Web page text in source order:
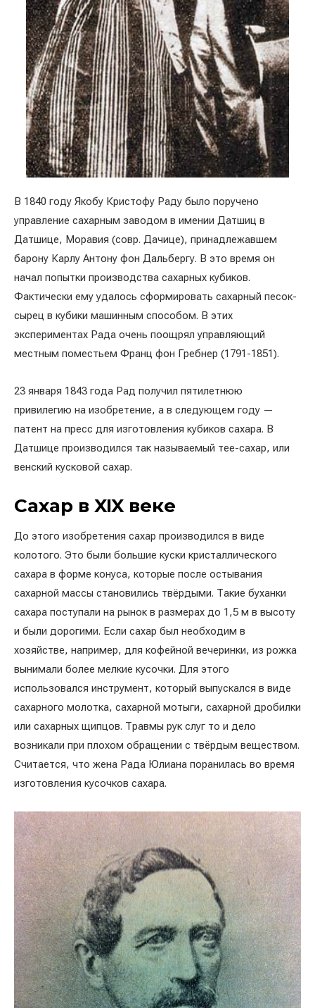
В 1840 году Якобу Кристофу Раду было поручено
управление сахарным заводом в имении Датшиц в
Датшице, Моравия (совр. Дачице), принадлежавшем
барону Карлу Антону фон Дальбергу. В это время он
начал попытки производства сахарных кубиков.
Фактически ему удалось сформировать сахарный песок-
сырец в кубики машинным способом. В этих
экспериментах Рада очень поощрял управляющий
местным поместьем Франц фон Гребнер (1791-1851).
23 января 1843 года Рад получил пятилетнюю
привилегию на изобретение, а в следующем году —
патент на пресс для изготовления кубиков сахара. В
Датшице производился так называемый тее-сахар, или
венский кусковой сахар.
Сахар в XIX веке
До этого изобретения сахар производился в виде
колотого. Это были большие куски кристаллического
сахара в форме конуса, которые после остывания
сахарной массы становились твёрдыми. Такие буханки
сахара поступали на рынок в размерах до 1,5 м в высоту
и были дорогими. Если сахар был необходим в
хозяйстве, например, для кофейной вечеринки, из рожка
вынимали более мелкие кусочки. Для этого
использовался инструмент, который выпускался в виде
сахарного молотка, сахарной мотыги, сахарной дробилки
или сахарных щипцов. Травмы рук слуг то и дело
возникали при плохом обращении с твёрдым веществом.
Считается, что жена Рада Юлиана поранилась во время
изготовления кусочков сахара.